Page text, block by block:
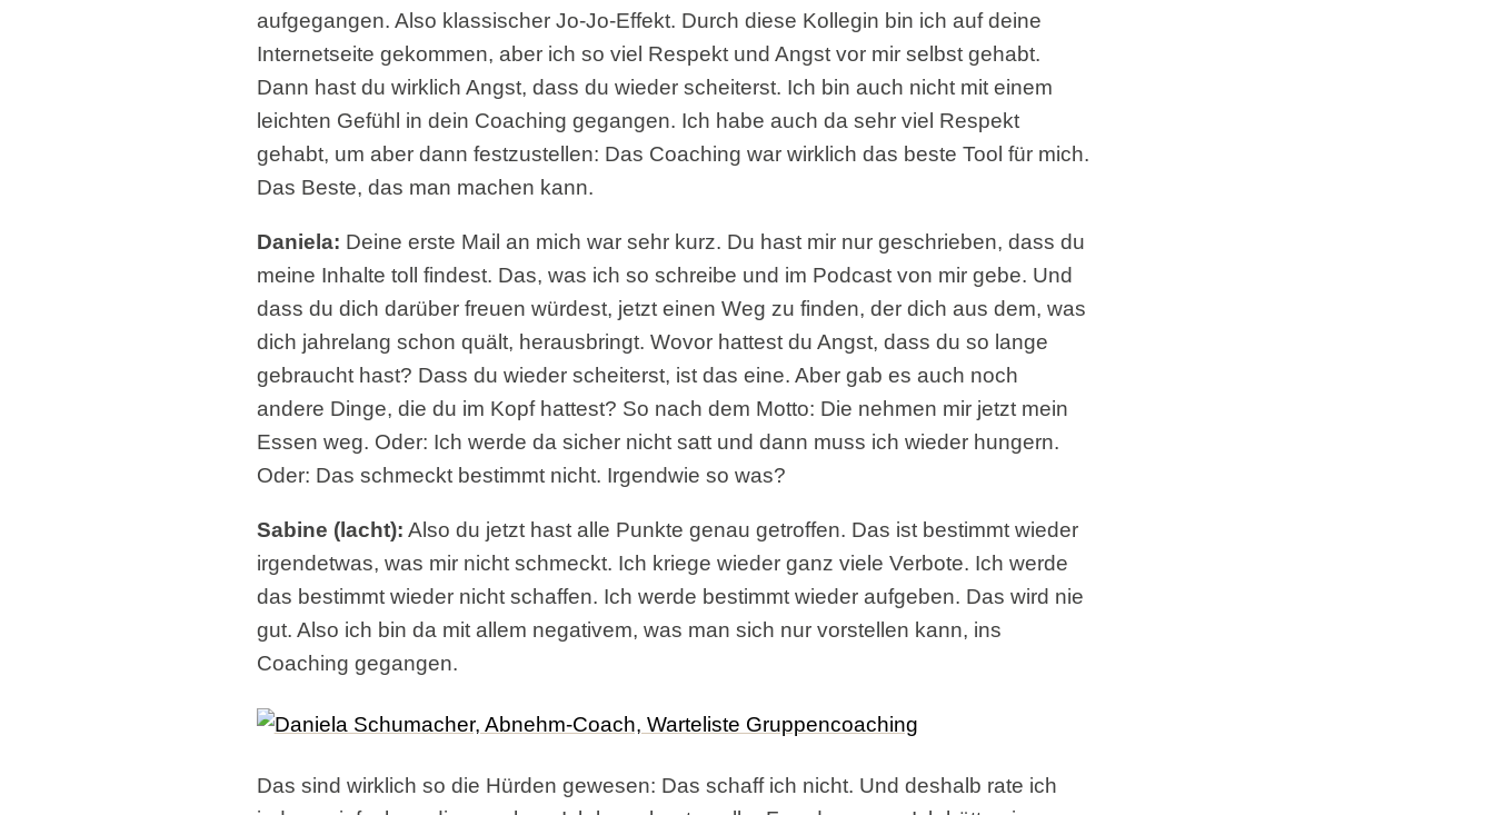
aufgegangen. Also klassischer Jo-Jo-Effekt. Durch diese Kollegin bin ich auf deine
Internetseite gekommen, aber ich so viel Respekt und Angst vor mir selbst gehabt.
Dann hast du wirklich Angst, dass du wieder scheiterst. Ich bin auch nicht mit einem
leichten Gefühl in dein Coaching gegangen. Ich habe auch da sehr viel Respekt
gehabt, um aber dann festzustellen: Das Coaching war wirklich das beste Tool für mich.
Das Beste, das man machen kann.
Daniela: Deine erste Mail an mich war sehr kurz. Du hast mir nur geschrieben, dass du
meine Inhalte toll findest. Das, was ich so schreibe und im Podcast von mir gebe. Und
dass du dich darüber freuen würdest, jetzt einen Weg zu finden, der dich aus dem, was
dich jahrelang schon quält, herausbringt. Wovor hattest du Angst, dass du so lange
gebraucht hast? Dass du wieder scheiterst, ist das eine. Aber gab es auch noch
andere Dinge, die du im Kopf hattest? So nach dem Motto: Die nehmen mir jetzt mein
Essen weg. Oder: Ich werde da sicher nicht satt und dann muss ich wieder hungern.
Oder: Das schmeckt bestimmt nicht. Irgendwie so was?
Sabine (lacht): Also du jetzt hast alle Punkte genau getroffen. Das ist bestimmt wieder
irgendetwas, was mir nicht schmeckt. Ich kriege wieder ganz viele Verbote. Ich werde
das bestimmt wieder nicht schaffen. Ich werde bestimmt wieder aufgeben. Das wird nie
gut. Also ich bin da mit allem negativem, was man sich nur vorstellen kann, ins
Coaching gegangen.
Das sind wirklich so die Hürden gewesen: Das schaff ich nicht. Und deshalb rate ich